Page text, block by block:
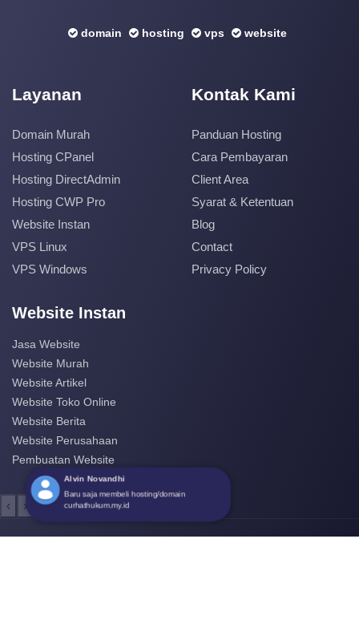
domain hosting vps website
Layanan
Domain Murah
Hosting CPanel
Hosting DirectAdmin
Hosting CWP Pro
Website Instan
VPS Linux
VPS Windows
Kontak Kami
Panduan Hosting
Cara Pembayaran
Client Area
Syarat & Ketentuan
Blog
Contact
Privacy Policy
Website Instan
Jasa Website
Website Murah
Website Artikel
Website Toko Online
Website Berita
Website Perusahaan
Pembuatan Website
‹ ›
Alvin Novandhi
Baru saja membeli hosting/domain
curhathukum.my.id